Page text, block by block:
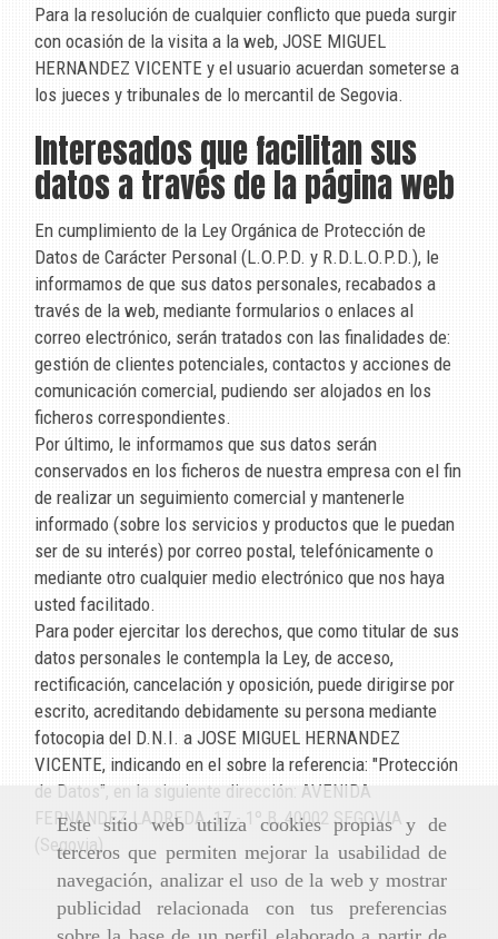
Este sitio web utiliza cookies propias y de
terceros que permiten mejorar la usabilidad de
navegación, analizar el uso de la web y mostrar
publicidad relacionada con tus preferencias
Para la resolución de cualquier conflicto que pueda surgir
con ocasión de la visita a la web, JOSE MIGUEL
HERNANDEZ VICENTE y el usuario acuerdan someterse a
los jueces y tribunales de lo mercantil de Segovia.
Interesados que facilitan sus
datos a través de la página web
En cumplimiento de la Ley Orgánica de Protección de
Datos de Carácter Personal (L.O.P.D. y R.D.L.O.P.D.), le
informamos de que sus datos personales, recabados a
través de la web, mediante formularios o enlaces al
correo electrónico, serán tratados con las finalidades de:
gestión de clientes potenciales, contactos y acciones de
comunicación comercial, pudiendo ser alojados en los
ficheros correspondientes.
Por último, le informamos que sus datos serán
conservados en los ficheros de nuestra empresa con el fin
de realizar un seguimiento comercial y mantenerle
informado (sobre los servicios y productos que le puedan
ser de su interés) por correo postal, telefónicamente o
mediante otro cualquier medio electrónico que nos haya
usted facilitado.
Para poder ejercitar los derechos, que como titular de sus
datos personales le contempla la Ley, de acceso,
rectificación, cancelación y oposición, puede dirigirse por
escrito, acreditando debidamente su persona mediante
fotocopia del D.N.I. a JOSE MIGUEL HERNANDEZ
VICENTE, indicando en el sobre la referencia: "Protección
de Datos", en la siguiente dirección: AVENIDA
FERNANDEZ LADREDA, 17 - 1º B,40002 SEGOVIA
(Segovia).